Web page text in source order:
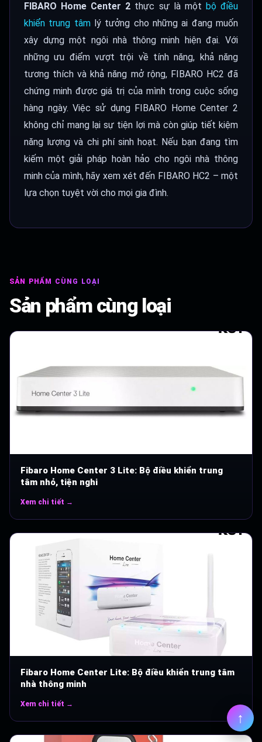
FIBARO Home Center 2 thực sự là một bộ điều
khiển trung tâmlý tưởng cho những ai đang muốn
xây dựng một ngôi nhà thông minh hiện đại. Với
những ưu điểm vượt trội về tính năng, khả năng
tương thích và khả năng mở rộng, FIBARO HC2 đã
chứng minh được giá trị của mình trong cuộc sống
hàng ngày. Việc sử dụng FIBARO Home Center 2
không chỉ mang lại sự tiện lợi mà còn giúp tiết kiệm
năng lượng và chi phí sinh hoạt. Nếu bạn đang tìm
kiếm một giải pháp hoàn hảo cho ngôi nhà thông
minh của mình, hãy xem xét đến FIBARO HC2 – một
lựa chọn tuyệt vời cho mọi gia đình.
SẢN PHẨM CÙNG LOẠI
Sản phẩm cùng loại
Fibaro Home Center 3 Lite: Bộ điều khiển trung
tâm nhỏ, tiện nghi
Xem chi tiết →
Fibaro Home Center Lite: Bộ điều khiển trung tâm
nhà thông minh
Xem chi tiết →